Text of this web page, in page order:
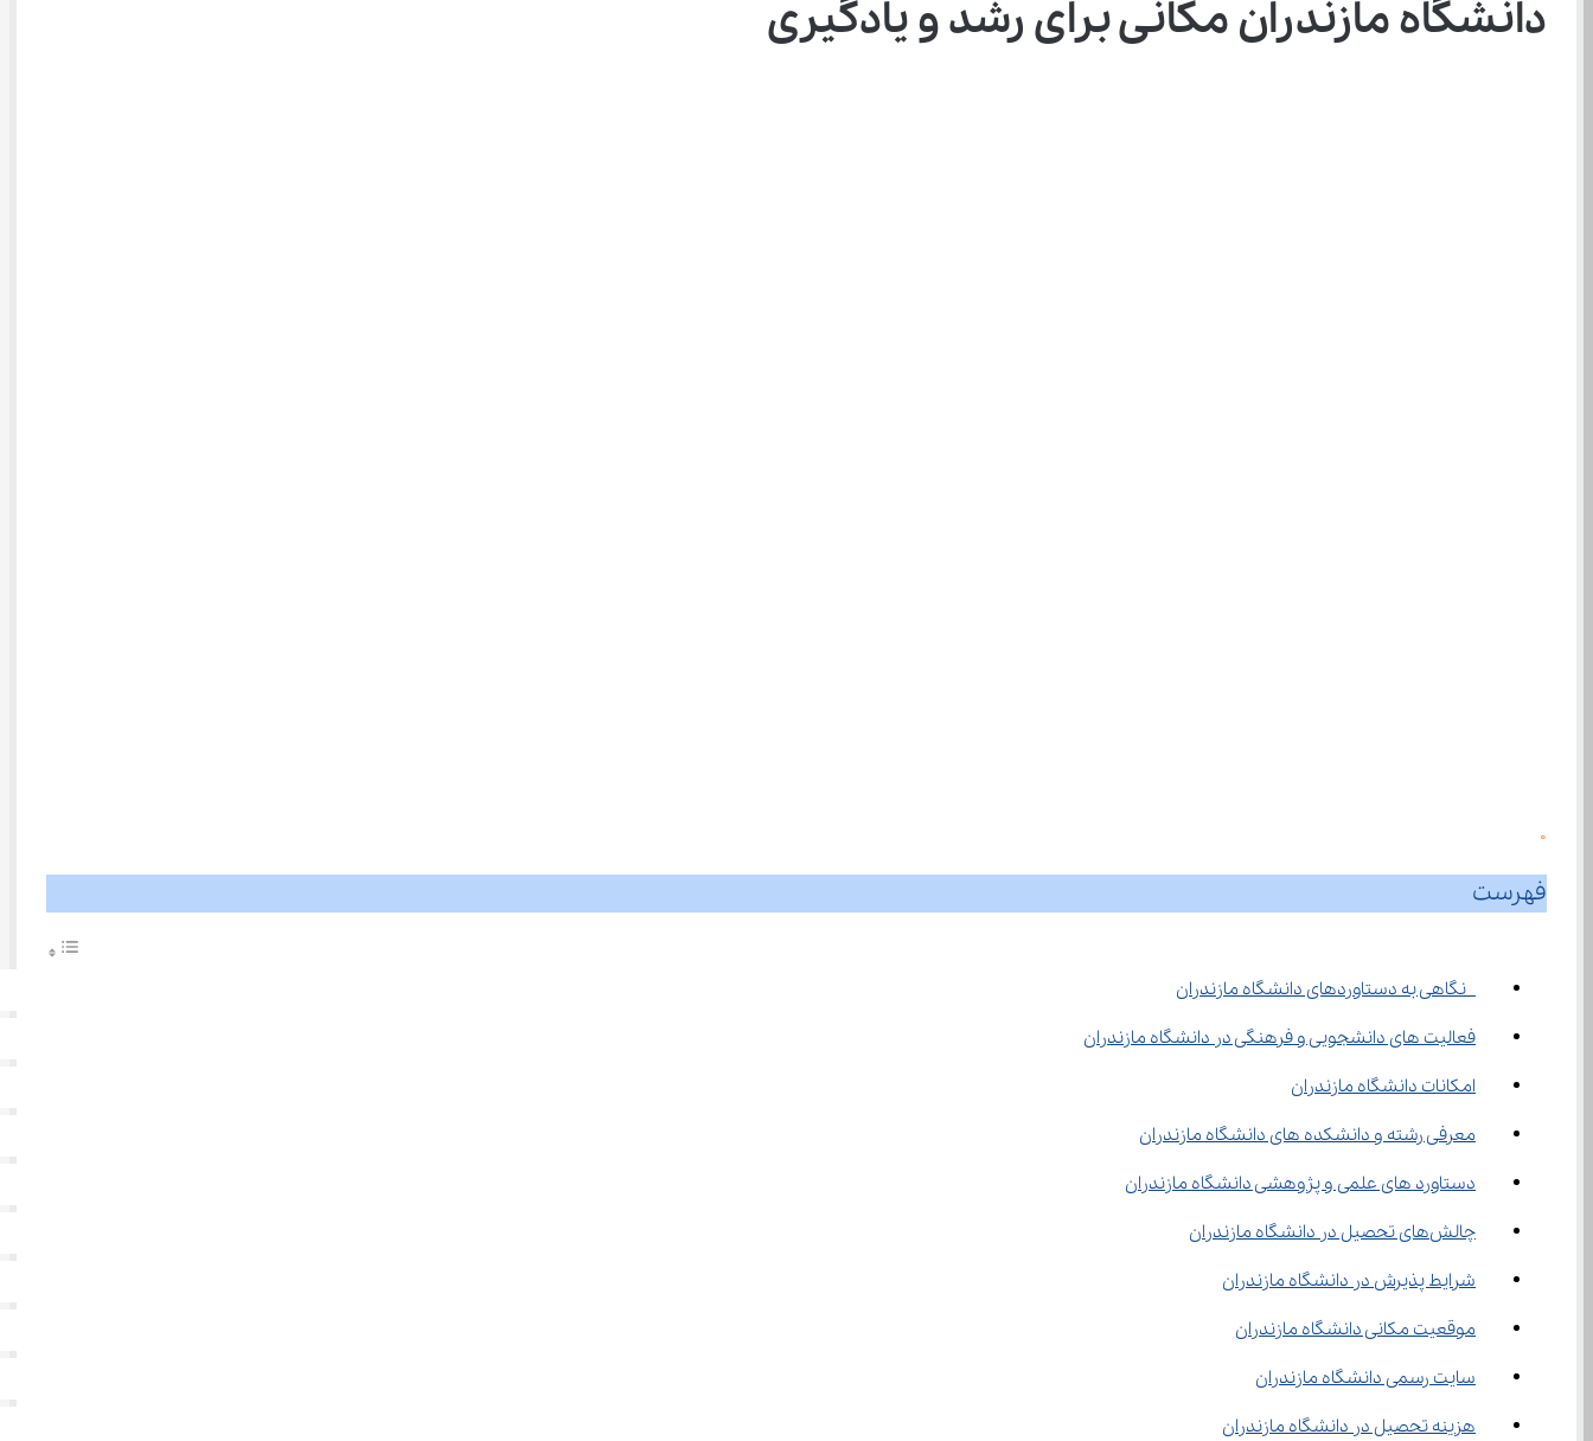
دانشگاه مازندران مکانی برای رشد و یادگیری
0
فهرست
نگاهی به دستاوردهای دانشگاه مازندران
فعالیت ‌های دانشجویی و فرهنگی در دانشگاه مازندران
امکانات دانشگاه مازندران
معرفی رشته و دانشکده ‌های دانشگاه مازندران
دستاورد های علمی و پژوهشی دانشگاه مازندران
چالش‌های تحصیل در دانشگاه مازندران
شرایط پذیرش در دانشگاه مازندران
موقعیت مکانی دانشگاه مازندران
سایت رسمی دانشگاه مازندران
هزینه تحصیل در دانشگاه مازندران